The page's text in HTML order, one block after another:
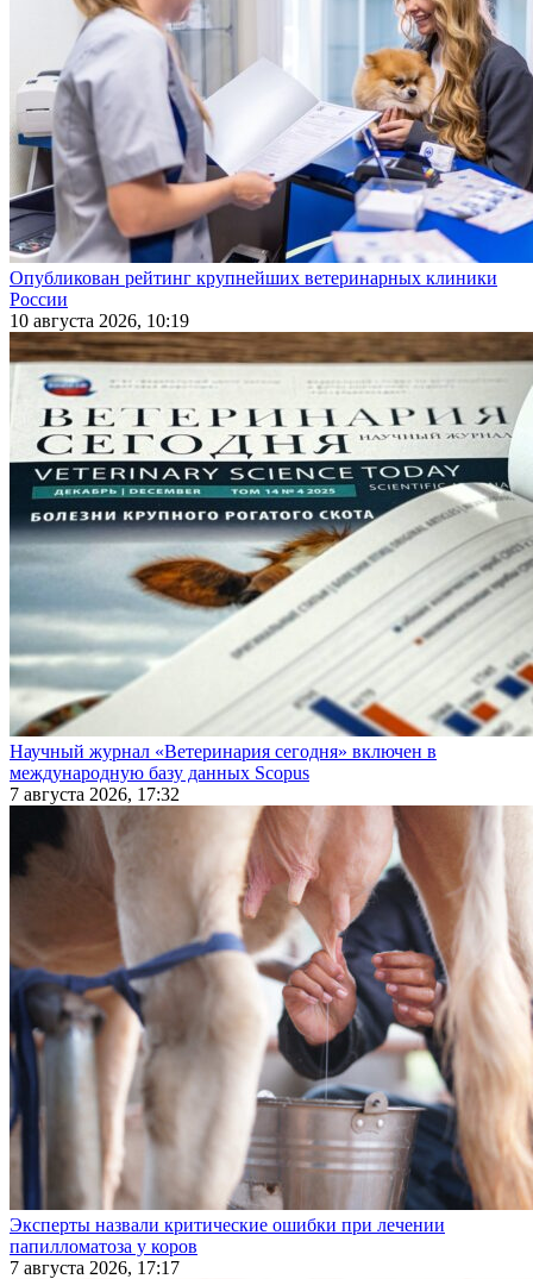
Опубликован рейтинг крупнейших ветеринарных клиники
России
10 августа 2026, 10:19
Научный журнал «Ветеринария сегодня» включен в
международную базу данных Scopus
7 августа 2026, 17:32
Эксперты назвали критические ошибки при лечении
папилломатоза у коров
7 августа 2026, 17:17